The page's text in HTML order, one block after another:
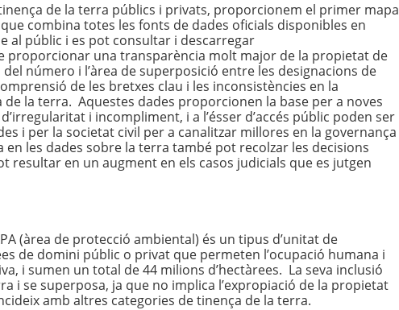
de la terra públics i privats, proporcionem el primer mapa
combina totes les fonts de dades oficials disponibles en
al públic i es pot consultar i descarregar
proporcionar una transparència molt major de la propietat de
número i l’àrea de superposició entre les designacions de
de les bretxes clau i les inconsistències en la
la terra. Aquestes dades proporcionen la base per a noves
i incompliment, i a l’ésser d’accés públic poden ser
i per la societat civil per a canalitzar millores en la governança
les dades sobre la terra també pot recolzar les decisions
resultar en un augment en els casos judicials que es jutgen
(àrea de protecció ambiental) és un tipus d’unitat de
de domini públic o privat que permeten l’ocupació humana i
i sumen un total de 44 milions d’hectàrees. La seva inclusió
i se superposa, ja que no implica l’expropiació de la propietat
amb altres categories de tinença de la terra.